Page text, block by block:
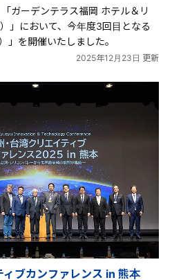
ガーデンテラス福岡 ホテル＆リ
」において、今年度3回目となる
」を開催いたしました。
2025年12月23日 更新
ブカンファレンス in 熊本